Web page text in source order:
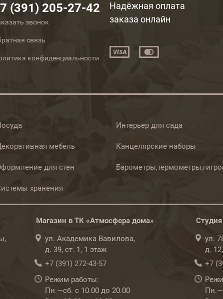
(391) 205-27-42
звонок
связь
конфиденциальности
Надёжная оплата
заказа онлайн
мебель
для стен
хранения
Интерьер для сада
Канцелярские наборы
Магазин в ТК «Атмосфера дома»
ул. Академика Вавилова,
д. 39, ст. 1, 1 этаж
+7 (391) 272-43-57
Режим работы:
Пн.—сб. с 10.00 до 20.00
ул.
д.
+7